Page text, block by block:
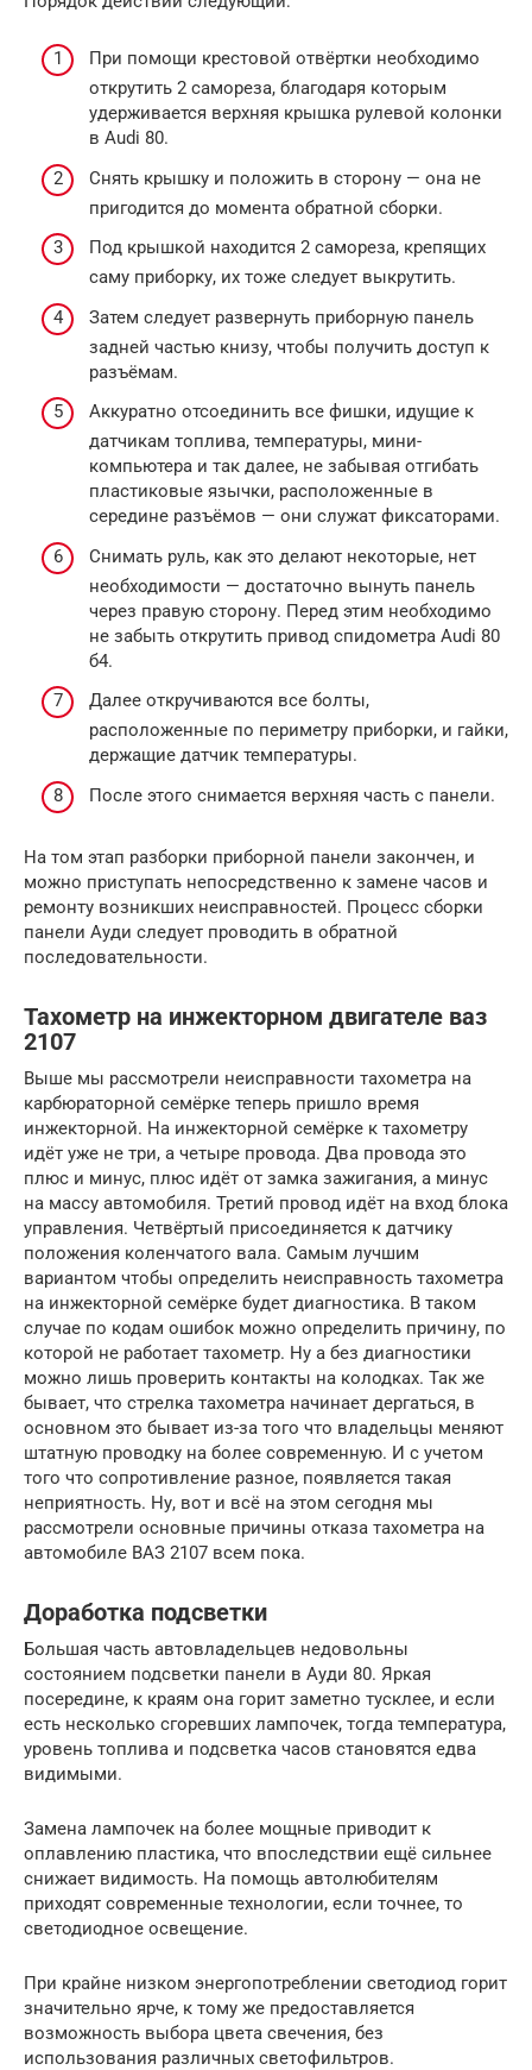
При помощи крестовой отвёртки необходимо
открутить 2 самореза, благодаря которым
удерживается верхняя крышка рулевой колонки
в Audi 80.
Снять крышку и положить в сторону — она не
пригодится до момента обратной сборки.
Под крышкой находится 2 самореза, крепящих
саму приборку, их тоже следует выкрутить.
Затем следует развернуть приборную панель
задней частью книзу, чтобы получить доступ к
разъёмам.
Аккуратно отсоединить все фишки, идущие к
датчикам топлива, температуры, мини-
компьютера и так далее, не забывая отгибать
пластиковые язычки, расположенные в
середине разъёмов — они служат фиксаторами.
Снимать руль, как это делают некоторые, нет
необходимости — достаточно вынуть панель
через правую сторону. Перед этим необходимо
не забыть открутить привод спидометра Audi 80
б4.
Далее откручиваются все болты,
расположенные по периметру приборки, и гайки,
держащие датчик температуры.
После этого снимается верхняя часть с панели.
На том этап разборки приборной панели закончен, и
можно приступать непосредственно к замене часов и
ремонту возникших неисправностей. Процесс сборки
панели Ауди следует проводить в обратной
последовательности.
Тахометр на инжекторном двигателе ваз
2107
Выше мы рассмотрели неисправности тахометра на
карбюраторной семёрке теперь пришло время
инжекторной. На инжекторной семёрке к тахометру
идёт уже не три, а четыре провода. Два провода это
плюс и минус, плюс идёт от замка зажигания, а минус
на массу автомобиля. Третий провод идёт на вход блока
управления. Четвёртый присоединяется к датчику
положения коленчатого вала. Самым лучшим
вариантом чтобы определить неисправность тахометра
на инжекторной семёрке будет диагностика. В таком
случае по кодам ошибок можно определить причину, по
которой не работает тахометр. Ну а без диагностики
можно лишь проверить контакты на колодках. Так же
бывает, что стрелка тахометра начинает дергаться, в
основном это бывает из-за того что владельцы меняют
штатную проводку на более современную. И с учетом
того что сопротивление разное, появляется такая
неприятность. Ну, вот и всё на этом сегодня мы
рассмотрели основные причины отказа тахометра на
автомобиле ВАЗ 2107 всем пока.
Доработка подсветки
Большая часть автовладельцев недовольны
состоянием подсветки панели в Ауди 80. Яркая
посередине, к краям она горит заметно тусклее, и если
есть несколько сгоревших лампочек, тогда температура,
уровень топлива и подсветка часов становятся едва
видимыми.
Замена лампочек на более мощные приводит к
оплавлению пластика, что впоследствии ещё сильнее
снижает видимость. На помощь автолюбителям
приходят современные технологии, если точнее, то
светодиодное освещение.
При крайне низком энергопотреблении светодиод горит
значительно ярче, к тому же предоставляется
возможность выбора цвета свечения, без
использования различных светофильтров.